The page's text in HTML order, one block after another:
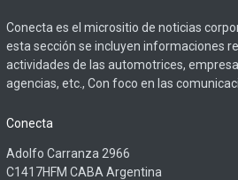
Conecta es el micrositio de noticias
esta sección se incluyen informaciones
actividades de las automotrices,
agencias, etc., Con foco en las
Conecta
Adolfo Carranza 2966
C1417HFM CABA Argentina